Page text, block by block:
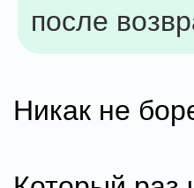
после
Никак не